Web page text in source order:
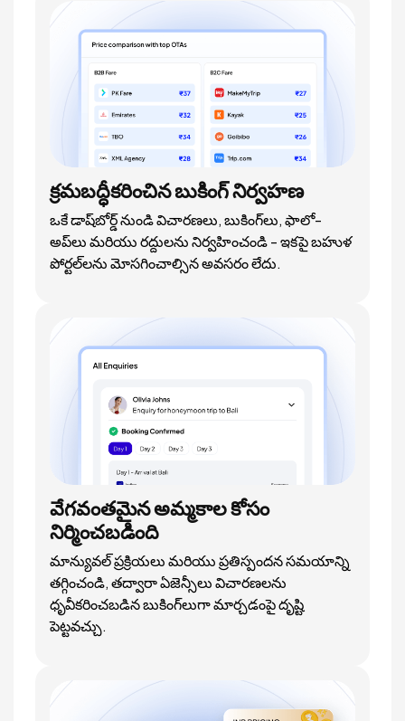
క్రమబద్ధీకరించిన బుకింగ్ నిర్వహణ
ఒకే డాష్‌బోర్డ్ నుండి విచారణలు, బుకింగ్‌లు, ఫాలో-
అప్‌లు మరియు రద్దులను నిర్వహించండి - ఇకపై బహుళ
పోర్టల్‌లను మోసగించాల్సిన అవసరం లేదు.
వేగవంతమైన అమ్మకాల కోసం
నిర్మించబడింది
మాన్యువల్ ప్రక్రియలు మరియు ప్రతిస్పందన సమయాన్ని
తగ్గించండి, తద్వారా ఏజెన్సీలు విచారణలను
ధృవీకరించబడిన బుకింగ్‌లుగా మార్చడంపై దృష్టి
పెట్టవచ్చు.